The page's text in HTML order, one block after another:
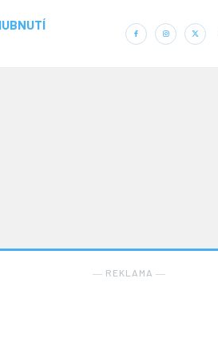
Náš web nabízí
různých onemocněních,
― REKLAMA ―